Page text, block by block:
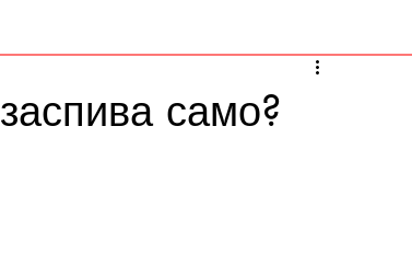
само?